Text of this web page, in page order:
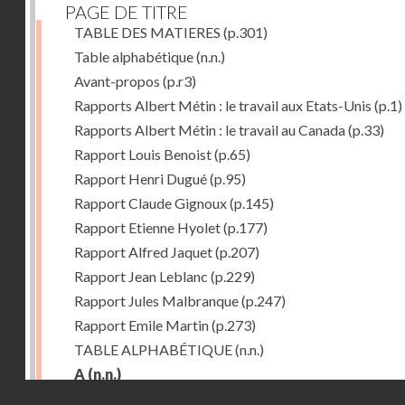
PAGE DE TITRE
TABLE DES MATIERES (p.301)
Table alphabétique(n.n.)
Avant-propos (p.r3)
Rapports Albert Métin : le travail aux Etats-Unis (p.1)
Rapports Albert Métin : le travail au Canada(p.33)
Rapport Louis Benoist(p.65)
Rapport Henri Dugué(p.95)
Rapport Claude Gignoux(p.145)
Rapport Etienne Hyolet(p.177)
Rapport Alfred Jaquet(p.207)
Rapport Jean Leblanc (p.229)
Rapport Jules Malbranque(p.247)
Rapport Emile Martin(p.273)
TABLE ALPHABÉTIQUE(n.n.)
A (n.n.)